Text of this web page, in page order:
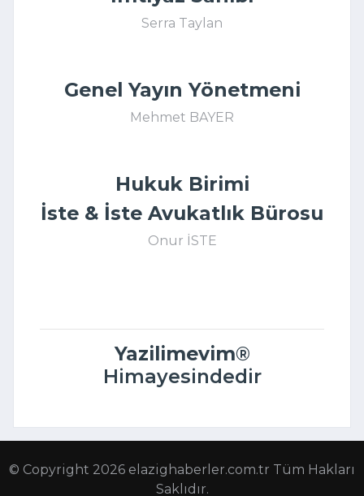
Serra Taylan
Genel Yayın Yönetmeni
Mehmet BAYER
Hukuk Birimi
İste & İste Avukatlık Bürosu
Onur İSTE
Yazilimevim®
Himayesindedir
© Copyright 2026 elazighaberler.com.tr Tüm Hakları
Saklıdır.